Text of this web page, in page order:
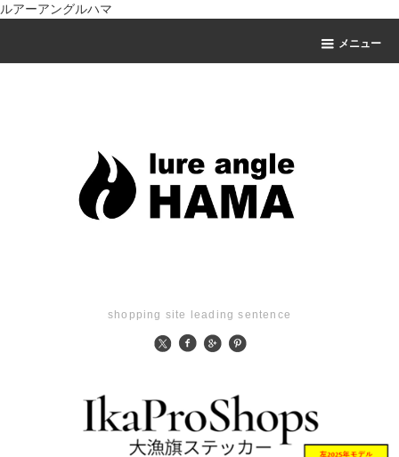
ルアーアングルハマ
メニュー
shopping site leading sentence